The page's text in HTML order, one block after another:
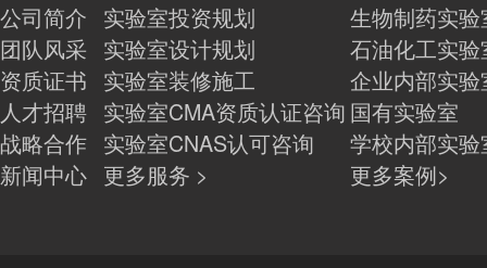
公司简介
团队风采
资质证书
人才招聘
战略合作
新闻中心
实验室投资规划
实验室设计规划
实验室装修施工
实验室CMA资质认证咨询
实验室CNAS认可咨询
更多服务 >
生物制药实验
石油化工实验
企业内部实验
国有实验室
学校内部实验
更多案例>